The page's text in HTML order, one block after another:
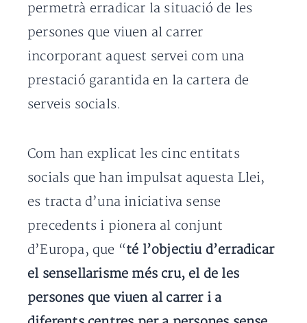
permetrà erradicar la situació de les
persones que viuen al carrer
incorporant aquest servei com una
prestació garantida en la cartera de
serveis socials.
Com han explicat les cinc entitats
socials que han impulsat aquesta Llei,
es tracta d’una iniciativa sense
precedents i pionera al conjunt
d’Europa, que “té l’objectiu d’erradicar
el sensellarisme més cru, el de les
persones que viuen al carrer i a